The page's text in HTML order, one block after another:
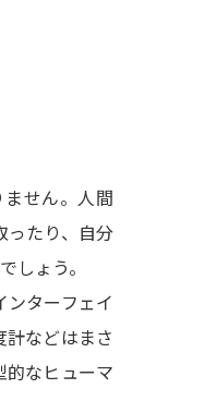
学べる内容や特徴を
学・学部・学科特集
イエンス特集
択
新学年スタート号特
タート号特集ページ（高2生
特集ページ
せん。人間
ったり、自分
しょう。
ターフェイ
などはまさ
的なヒューマ